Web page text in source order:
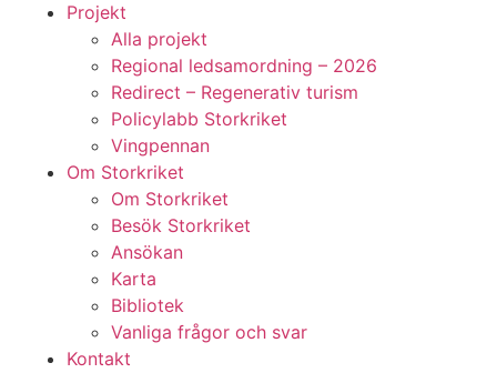
Projekt
Alla projekt
Regional ledsamordning – 2026
Redirect – Regenerativ turism
Policylabb Storkriket
Vingpennan
Om Storkriket
Om Storkriket
Besök Storkriket
Ansökan
Karta
Bibliotek
Vanliga frågor och svar
Kontakt